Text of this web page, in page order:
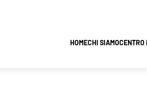
HOMECHI SIAMOCENTRO